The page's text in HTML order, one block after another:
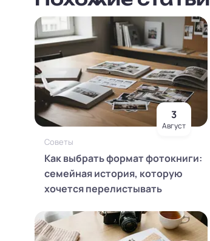
3
Август
Советы
Как выбрать формат фотокниги:
семейная история, которую
хочется перелистывать